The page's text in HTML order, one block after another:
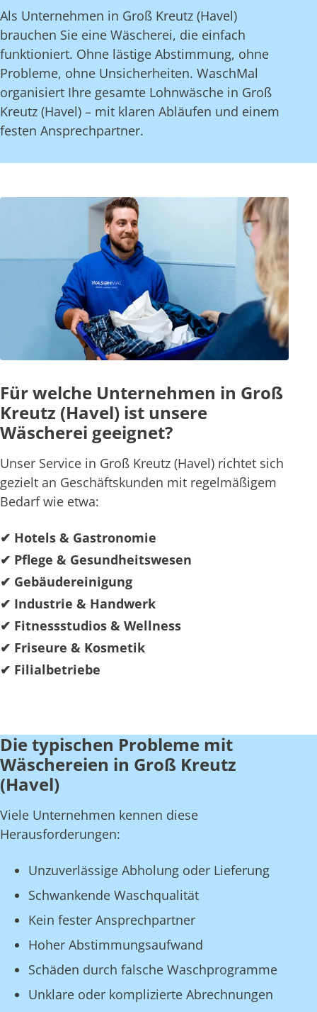
Als Unternehmen in Groß Kreutz (Havel)
brauchen Sie eine Wäscherei, die einfach
funktioniert. Ohne lästige Abstimmung, ohne
Probleme, ohne Unsicherheiten. WaschMal
organisiert Ihre gesamte Lohnwäsche in Groß
Kreutz (Havel) – mit klaren Abläufen und einem
festen Ansprechpartner.
Für welche Unternehmen in Groß
Kreutz (Havel) ist unsere
Wäscherei geeignet?
Unser Service in Groß Kreutz (Havel) richtet sich
gezielt an Geschäftskunden mit regelmäßigem
Bedarf wie etwa:
✔ Hotels & Gastronomie
✔ Pflege & Gesundheitswesen
✔ Gebäudereinigung
✔ Industrie & Handwerk
✔ Fitnessstudios & Wellness
✔ Friseure & Kosmetik
✔ Filialbetriebe
Die typischen Probleme mit
Wäschereien in Groß Kreutz
(Havel)
Viele Unternehmen kennen diese
Herausforderungen:
Unzuverlässige Abholung oder Lieferung
Schwankende Waschqualität
Kein fester Ansprechpartner
Hoher Abstimmungsaufwand
Schäden durch falsche Waschprogramme
Unklare oder komplizierte Abrechnungen